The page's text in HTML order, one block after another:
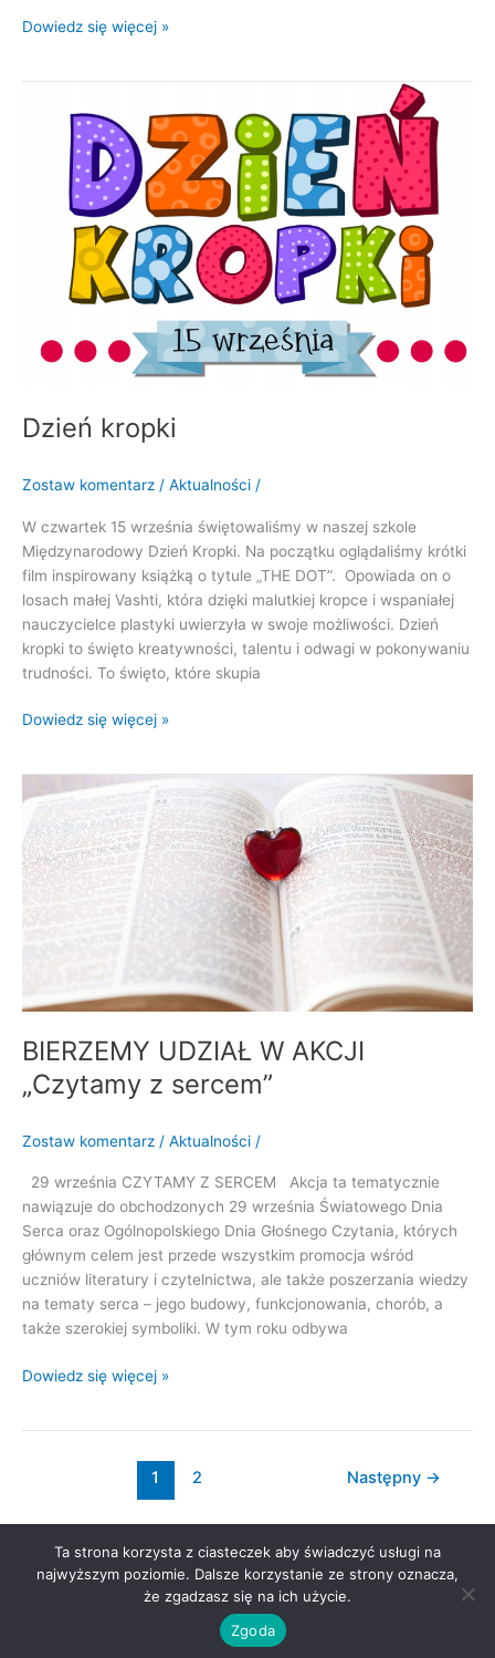
Dowiedz się więcej »
Dzień kropki
Zostaw komentarz / Aktualności /
W czwartek 15 września świętowaliśmy w naszej szkole
Międzynarodowy Dzień Kropki. Na początku oglądaliśmy krótki
film inspirowany książką o tytule „THE DOT”. Opowiada on o
losach małej Vashti, która dzięki malutkiej kropce i wspaniałej
nauczycielce plastyki uwierzyła w swoje możliwości. Dzień
kropki to święto kreatywności, talentu i odwagi w pokonywaniu
trudności. To święto, które skupia
Dowiedz się więcej »
BIERZEMY UDZIAŁ W AKCJI
„Czytamy z sercem”
Zostaw komentarz / Aktualności /
29 września CZYTAMY Z SERCEM Akcja ta tematycznie
nawiązuje do obchodzonych 29 września Światowego Dnia
Serca oraz Ogólnopolskiego Dnia Głośnego Czytania, których
głównym celem jest przede wszystkim promocja wśród
uczniów literatury i czytelnictwa, ale także poszerzania wiedzy
na tematy serca – jego budowy, funkcjonowania, chorób, a
także szerokiej symboliki. W tym roku odbywa
BIERZEMY
W
AKCJI
„Czytamy
z
Dowiedz się więcej »
1 2 Następny →
Prawa autorskie © 2026 Szkoła Podstawowa nr 28 im. Królowej
Jadwigi | Obsługiwane przez Motyw Astra WordPress
Ta strona korzysta z ciasteczek aby świadczyć usługi na
najwyższym poziomie. Dalsze korzystanie ze strony oznacza,
że zgadzasz się na ich użycie.
Zgoda